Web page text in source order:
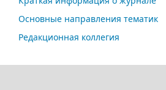
Основные направления тематик
Редакционная коллегия